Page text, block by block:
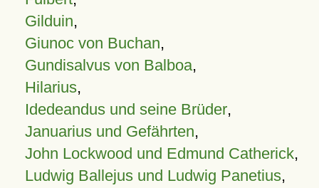
Gilduin,
Giunoc von Buchan,
Gundisalvus von Balboa,
Hilarius,
Idedeandus und seine Brüder,
Januarius und Gefährten,
John Lockwood und Edmund Catherick,
Ludwig Ballejus und Ludwig Panetius,